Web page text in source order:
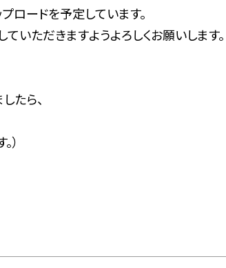
ロードを予定しています。
ただきますようよろしくお願いします。
たら、
）